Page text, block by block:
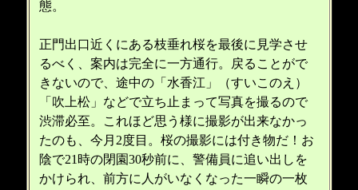
態。
正門出口近くにある枝垂れ桜を最後に見学させ
るべく、案内は完全に一方通行。戻ることがで
きないので、途中の「水香江」（すいこのえ）
「吹上松」などで立ち止まって写真を撮るので
渋滞必至。これほど思う様に撮影が出来なかっ
たのも、今月2度目。桜の撮影には付き物だ！お
陰で21時の閉園30秒前に、警備員に追い出しを
かけられ、前方に人がいなくなった一瞬の一枚